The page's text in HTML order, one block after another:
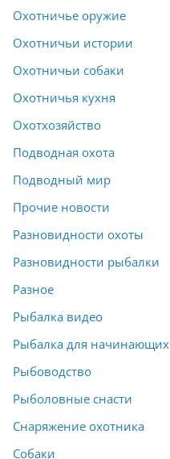
Охотничье оружие
Охотничьи истории
Охотничьи собаки
Охотничья кухня
Охотхозяйство
Подводная охота
Подводный мир
Прочие новости
Разновидности охоты
Разновидности рыбалки
Разное
Рыбалка видео
Рыбалка для начинающих
Рыбоводство
Рыболовные снасти
Снаряжение охотника
Собаки